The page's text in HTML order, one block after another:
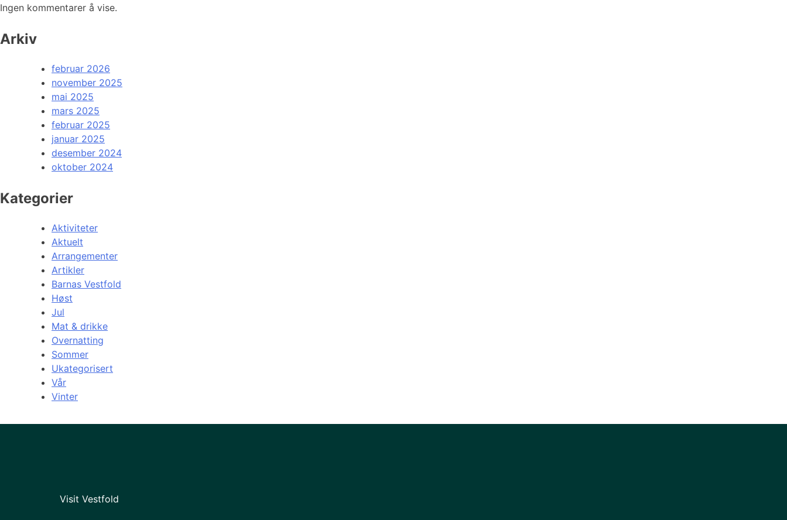
Ingen kommentarer å vise.
Arkiv
februar 2026
november 2025
mai 2025
mars 2025
februar 2025
januar 2025
desember 2024
oktober 2024
Kategorier
Aktiviteter
Aktuelt
Arrangementer
Artikler
Barnas Vestfold
Høst
Jul
Mat & drikke
Overnatting
Sommer
Ukategorisert
Vår
Vinter
Visit Vestfold